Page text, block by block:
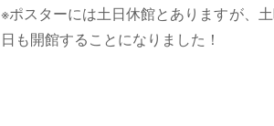
※ポスターには土日休館とありますが、
日も開館することになりました！